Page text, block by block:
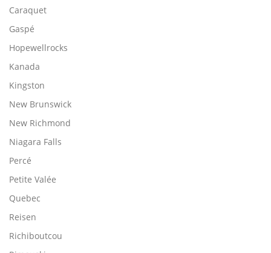
Caraquet
Gaspé
Hopewellrocks
Kanada
Kingston
New Brunswick
New Richmond
Niagara Falls
Percé
Petite Valée
Quebec
Reisen
Richiboutcou